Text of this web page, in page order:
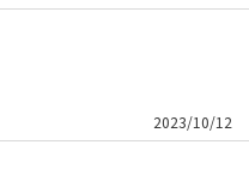
2023/10/12